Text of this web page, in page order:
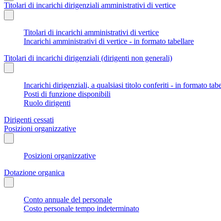
Titolari di incarichi dirigenziali amministrativi di vertice
Titolari di incarichi amministrativi di vertice
Incarichi amministrativi di vertice - in formato tabellare
Titolari di incarichi dirigenziali (dirigenti non generali)
Incarichi dirigenziali, a qualsiasi titolo conferiti - in formato
Posti di funzione disponibili
Ruolo dirigenti
Dirigenti cessati
Posizioni organizzative
Posizioni organizzative
Dotazione organica
Conto annuale del personale
Costo personale tempo indeterminato